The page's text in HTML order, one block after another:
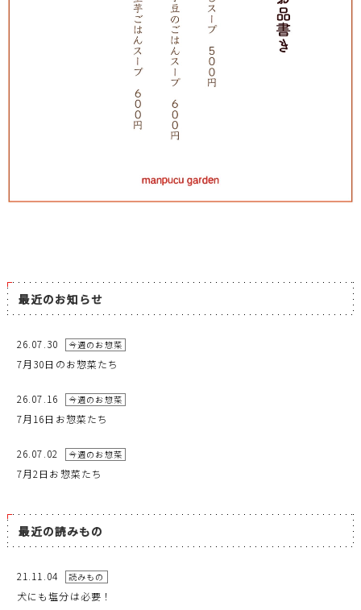
最近のお知らせ
26.07.30 今週のお惣菜
7月30日のお惣菜たち
26.07.16 今週のお惣菜
7月16日お惣菜たち
26.07.02 今週のお惣菜
7月2日お惣菜たち
最近の読みもの
21.11.04 読みもの
犬にも塩分は必要！